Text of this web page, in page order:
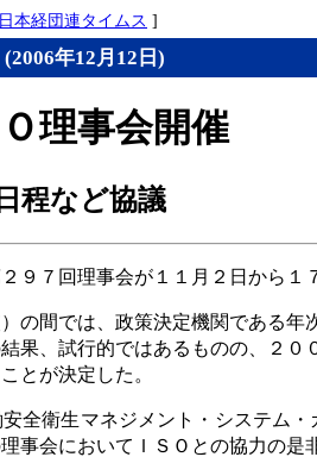
日本経団連タイムス ]
年12月12日)
理事会開催
程など協議
９７回理事会が１１月２日から１
の間では、政策決定機関である
果、試行的ではあるものの、２
とが決定した。
全衛生マネジメント・システム
事会においてＩＳＯとの協力の